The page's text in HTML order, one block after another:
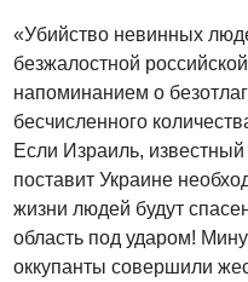
«Убийство невинных
безжалостной
напоминанием о
бесчисленного
Если Израиль,
поставит Украине
жизни людей будут
область под ударом!
оккупанты совершили